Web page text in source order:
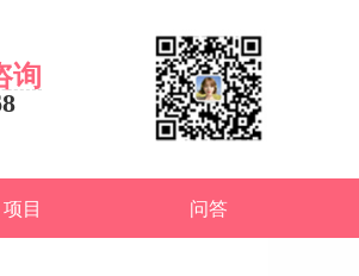
询
项目 问答